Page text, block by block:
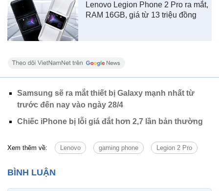
Lenovo Legion Phone 2 Pro ra mắt,
RAM 16GB, giá từ 13 triệu đồng
Samsung sẽ ra mắt thiết bị Galaxy mạnh nhất từ
trước đến nay vào ngày 28/4
Chiếc iPhone bị lỗi giá đắt hơn 2,7 lần bản thường
Xem thêm về: Lenovo gaming phone Legion 2 Pro